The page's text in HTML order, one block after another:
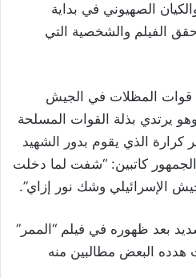
الصهيوني في بداية
الفيلم والشخصية التي
قوات المظلات في الجيش
يرتدي بذلة القوات المسلحة
كرارة الذي يقوم بدور الشهيد
كاتبين: “شفت لما دخلت
الإسرائيلي وشك نور إزاي”.
بعد ظهوره في فيلم “الممر”
هدده البعض مطالبين منه